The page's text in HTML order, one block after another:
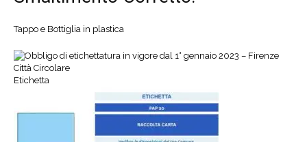
Tappo e Bottiglia in plastica
Etichetta